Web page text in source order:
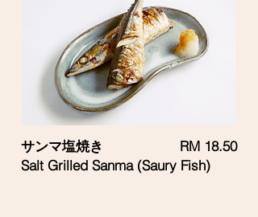
サンマ塩焼き
RM 18.50
Salt Grilled Sanma (Saury Fish)